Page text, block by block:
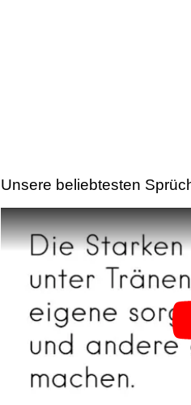
Unsere beliebtesten